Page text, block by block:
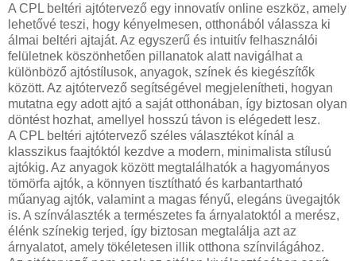
A CPL beltéri ajtótervező egy innovatív online eszköz, amely
lehetővé teszi, hogy kényelmesen, otthonából válassza ki
álmai beltéri ajtaját. Az egyszerű és intuitív felhasználói
felületnek köszönhetően pillanatok alatt navigálhat a
különböző ajtóstílusok, anyagok, színek és kiegészítők
között. Az ajtótervező segítségével megjelenítheti, hogyan
mutatna egy adott ajtó a saját otthonában, így biztosan olyan
döntést hozhat, amellyel hosszú távon is elégedett lesz.
A CPL beltéri ajtótervező széles választékot kínál a
klasszikus faajtóktól kezdve a modern, minimalista stílusú
ajtókig. Az anyagok között megtalálhatók a hagyományos
tömörfa ajtók, a könnyen tisztítható és karbantartható
műanyag ajtók, valamint a magas fényű, elegáns üvegajtók
is. A színválaszték a természetes fa árnyalatoktól a merész,
élénk színekig terjed, így biztosan megtalálja azt az
árnyalatot, amely tökéletesen illik otthona színvilágához.